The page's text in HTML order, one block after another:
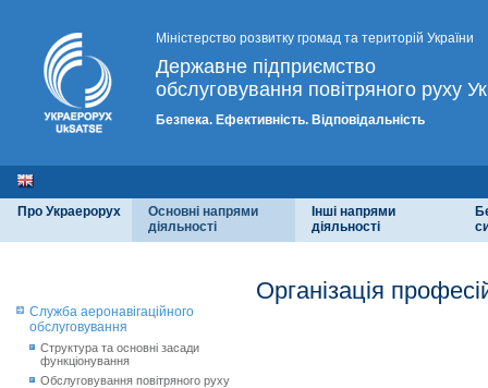
Міністерство розвитку громад та територій України
Державне підприємство
обслуговування повітряного руху
Безпека. Ефективність. Відповідальність
Про Украерорух
Основні напрями
діяльності
Інші напрями
діяльності
Служба аеронавігаційного
обслуговування
Структура та основні засади
функціонування
Обслуговування повітряного руху
Організація